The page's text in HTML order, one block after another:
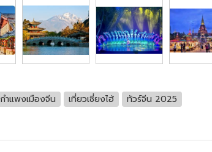
กำแพงเมืองจีน เที่ยวเซี่ยงไฮ้ ทัวร์จีน 2025